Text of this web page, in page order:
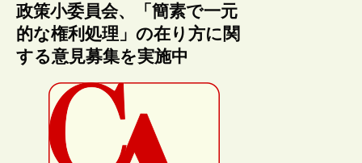
政策小委員会、「簡素で一元
的な権利処理」の在り方に関
する意見募集を実施中